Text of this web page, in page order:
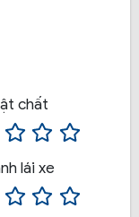
học tại đây sẽ
học viên sau
bằng để chạy xe
tìm kiếm được
chất
lái xe